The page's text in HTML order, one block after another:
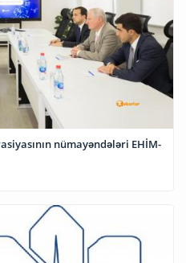
nümayəndələri EHİM-